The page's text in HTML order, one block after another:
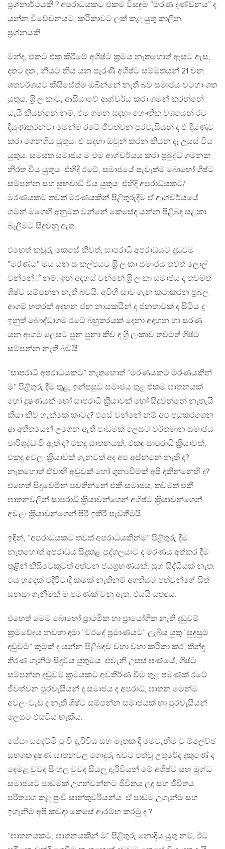
ප‍්‍රශ්නාර්ථයකි ? අපරාධයකට එකම විසඳුම ”මරණ දණ්ඩනය” ද
යන්න විවේචනයට, කථිකාවට ලක් කළ යුතු කාලීන
ප‍්‍රශ්නයකි.
මන්ද, එකට එක කිරීමේ අශිෂ්ට ක‍්‍රමය නැතහොත් ඇසට ඇස,
දතට දත , නියට නිය යන පැරණි අශිෂ්ට සම්මතයන් 21 වන
ශතවර්ශයට කිසිසේත්ම ඔබින්නේ නැති බව සමාජය වටහා ගත
යුතුය. ශ‍්‍රි ලංකාව, ආසියාවේ ආශ්චර්ය කරා ගමන් කරන්නේ
යැයි කියන්නේ නම්, එම ගමන සඳහා භෞතික වශයෙන් රට
දියුණුකරනවා මෙන්ම රටේ ජීවත්වන පුරවැසියන් ද ඒ දියුණුව
කරා ගෙනගිය යුතුය. ඒ සඳහා ඔවුන් කරන කියන දෑ උසස් විය
යුතුය. සමස්ත සමාජය ම එම ආශ්චර්යය කරා ප‍්‍රබුද්ධ ගමනක
නිරත විය යුතුය. එහිදි රටේ, සමාජයේ පැවැත්ම බොහෝ ශීෂ්ට
සම්පන්න සහ සුභවාධි විය යුතුය. එහිදි අපරාධයකට/
මරණයකට තවත් මරණයකින් පිළිතුරුදීම ඒ ආශ්චර්යයේ
ගමන් මගෙහි අනුමත වන්නේ කෙසේද යන්න පිළිබඳ සළකා
බැලීමට සිදුවනු ඇත.
එහෙත් කවුරු කෙසේ කීවත්, සාපරාධී අපරාධයට දඬුවම
”මරණය” මය යන සංකල්පයට ශ‍්‍රි ලංකා සමාජය තවත් ලොල්
වන්නේ් නම්, ඉන් අදහස් වන්නේ ශ‍්‍රි ලංකා සමාජය ද තවමත්
ශිෂ්ට සම්පන්න නැති බවයි. අවිහිංසාව ගැන කථාකරන ප‍්‍රබල
ආගම් හතරක් අදහන ජන නායකයින් ද ජනතාවක් ද සිටිය ද
ඉනුත් බෞද්ධාගම රටේ බහුතරයක් දෙනා අදහන හා සරණ
යන ආගම ලෙසට පුන පුනා කීව ද ශ‍්‍රි ලංකාව තවමත් ශිෂ්ට
සම්පන්න නැති බවයි.
”සාපරාධි අපරාධයකට” නැතහොත් ”මරණයකට මරණයකින්
ම” පිළිතුරු දීම තුළ, ඉන්පසුව සමාජය තුළ එකම ඝාතනයක්
හෝ දූෂණයක් හෝ සාපරාධී ක‍්‍රියාවක් හෝ සිදුවන්නේ නැතැයි
කියා කිව හැක්කේ කාටද? එසේ වන්නේ නම් අප පසුකරගෙන
ආ අතීතයෙන් උගෙන ඇති පාඩමක් ලෙසට වර්තමාන සමාජය
පාරිශුද්ධ වී ඇත් ද? එකඳු ඝාතනයක්, එකඳු සාපරාධි ක‍්‍රියාවක්,
එකඳු අවලං ක‍්‍රියාවක් ගැනවත් අද අප අස්න්නේ නැති ද?
නැතහොත් ඒවාහි අඩුවක් හෝ ශුන්‍යවීමක් අපි දකින්නෙහි ද?
එහෙත් සිදුවෙමින් පවතින්නේ එකී සමාජය, තවමත් එකී
ඝාතනවලින් සාපරාධි ක‍්‍රියාවන්ගෙන් අශිෂ්ට ක‍්‍රියාවන්ගෙන්
අවලං ක‍්‍රියාවන්ගෙන් පිරී ඉතිරී පැවතීමයි.
ඉඳින්, ”අපරාධයකට තවත් අපරාධයකින්ම” පිළිතුරු දීම
නැතහොත් අපරාධය සිදුකළ පුද්ගලයාට ද මරණය අත්කර දීම
තුළින් කිසිවෙකුටත් අත්වන ජයග‍්‍රහණයක්, සුභ සිද්ධියක් නැත.
එය හුදෙක් එදිරිවාදි කමක් නැතිනම් අගතියට පත්වුන්ගේ සිත්
සනසා ගැනීමක් ම පමණක් වනු ඇත. එයයි සත්‍යය.
එහෙත් මෙම බොහෝ ප‍්‍රාථමික හා ප‍්‍රායෝගික නැති දඬුවම්
ක‍්‍රමවේදය නවතා දමා ”වරදේ ප‍්‍රමාණයට” ලැබිය යුතු ”සුදුසුම
දඬුවම” කුමක් ද යන්න පිළිබඳව වහා වහා කථිකා කර, තීන්දු
තීරණ ගැනීම සිදුවිය යුතුමය. එවැනි උසස් ඝණයේ, ශිෂ්ට
සම්පන්න දඬුවම් ක‍්‍රමයකට අවතීර්ණ වීම තුළ පමණක් රටේ
ජීවත්වන පුරවැසියන් ද සමාජය ද අපරාධ, ඝාතන මෙන්ම
අවලං වැඩ ද නැති ශිෂ්ට සම්පන්න සමාජයක් හා පුරවැසියන්
ලෙසට එසවිය හැකිය.
සේයා සඳෙව්මි පුංචි දැරිවිය සහ මෑතක දී මෙවැනිම වු ම්ලේච්ඡ
සහගත දූෂණ ඝාතනවල ගොදුරු බවට පත්වු උතුරේද දකුණේ ද
දෙමළ වුවද සිංහල වුවද සියලූ දැරිවියන් මේ අශිෂ්ට සහ මුග්ධ
සමාජයට පාඩමක් උගන්වන්නට ජීවිතය ලද සහ ජීවිතය
පරිත්‍යාග කළ පුංචි සාන්තුවරියන්ය. ඒ පාඩම උගැන්ම සහ
ඉගැනීම අපි කවදා කෙසේ ආරම්භ කරමු ද ?
”ඝාතනයකට, ඝාතනයකින් ම” පිළිතුරු නොදිය යුතු නම්, ඊට